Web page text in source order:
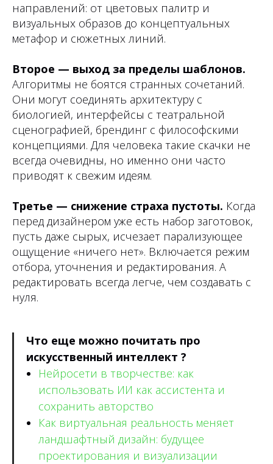
направлений: от цветовых палитр и
визуальных образов до концептуальных
метафор и сюжетных линий.
Второе — выход за пределы шаблонов.
Алгоритмы не боятся странных сочетаний.
Они могут соединять архитектуру с
биологией, интерфейсы с театральной
сценографией, брендинг с философскими
концепциями. Для человека такие скачки не
всегда очевидны, но именно они часто
приводят к свежим идеям.
Третье — снижение страха пустоты. Когда
перед дизайнером уже есть набор заготовок,
пусть даже сырых, исчезает парализующее
ощущение «ничего нет». Включается режим
отбора, уточнения и редактирования. А
редактировать всегда легче, чем создавать с
нуля.
Что еще можно почитать про
искусственный интеллект ?
Нейросети в творчестве: как
использовать ИИ как ассистента и
сохранить авторство
Как виртуальная реальность меняет
ландшафтный дизайн: будущее
проектирования и визуализации